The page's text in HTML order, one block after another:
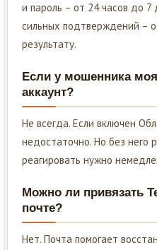
и пароль – от 24 часов до
сильных подтверждений –
результату.
Если у мошенника
аккаунт?
Не всегда. Если включен
недостаточно. Но без него
реагировать нужно
Можно ли привязать
почте?
Нет. Почта помогает